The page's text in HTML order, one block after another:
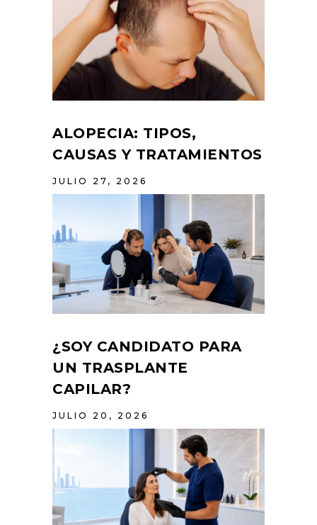
ALOPECIA: TIPOS,
CAUSAS Y TRATAMIENTOS
JULIO 27, 2026
¿SOY CANDIDATO PARA
UN TRASPLANTE
CAPILAR?
JULIO 20, 2026